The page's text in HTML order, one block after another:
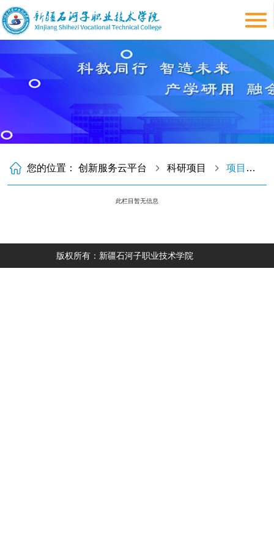
您的位置：创新服务云平台 科研项目 项目流程
此栏目暂无信息
版权所有：新疆石河子职业技术学院